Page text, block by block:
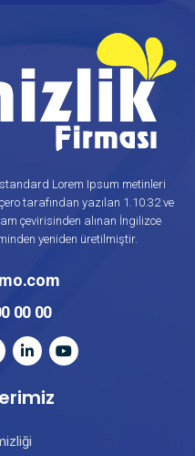
Lorem Ipsum metinleri
tarafından yazılan 1.10.32 ve
çevirisinden alınan İngilizce
yeniden üretilmiştir.
00 00